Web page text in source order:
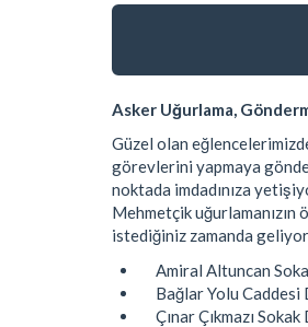
Asker Uğurlama,
Güzel olan
görevlerini yapmaya
noktada imdadınıza
Mehmetçik
istediğiniz zamanda
Amiral Altuncan
Bağlar Yolu
Çınar Çıkmazı